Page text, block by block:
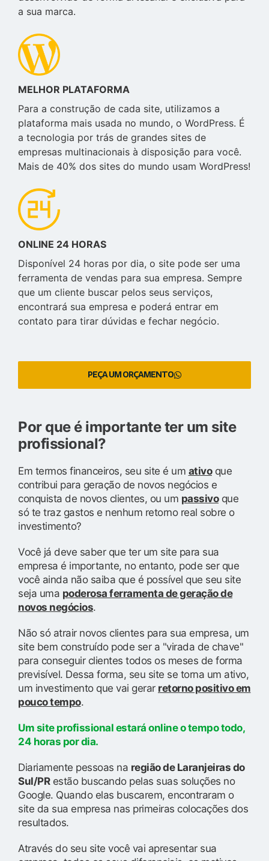
a sua marca.
MELHOR PLATAFORMA
Para a construção de cada site, utilizamos a
plataforma mais usada no mundo, o WordPress. É
a tecnologia por trás de grandes sites de
empresas multinacionais à disposição para você.
Mais de 40% dos sites do mundo usam WordPress!
ONLINE 24 HORAS
Disponível 24 horas por dia, o site pode ser uma
ferramenta de vendas para sua empresa. Sempre
que um cliente buscar pelos seus serviços,
encontrará sua empresa e poderá entrar em
contato para tirar dúvidas e fechar negócio.
PEÇA UM ORÇAMENTO
Por que é importante ter um site
profissional?
Em termos financeiros, seu site é um ativoque
contribui para geração de novos negócios e
conquista de novos clientes, ou um passivoque
só te traz gastos e nenhum retorno real sobre o
investimento?
Você já deve saber que ter um site para sua
empresa é importante, no entanto, pode ser que
você ainda não saiba que é possível que seu site
seja uma poderosa ferramenta de geração de
novos negócios.
Não só atrair novos clientes para sua empresa, um
site bem construído pode ser a "virada de chave"
para conseguir clientes todos os meses de forma
previsível. Dessa forma, seu site se torna um ativo,
um investimento que vai gerar retorno positivo em
pouco tempo.
Um site profissional estará online o tempo todo,
24 horas por dia.
Diariamente pessoas na região de Laranjeiras do
Sul/PRestão buscando pelas suas soluções no
Google. Quando elas buscarem, encontraram o
site da sua empresa nas primeiras colocações dos
resultados.
Através do seu site você vai apresentar sua